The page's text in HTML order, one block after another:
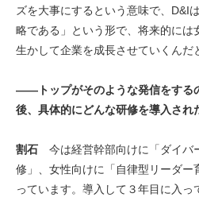
ズを大事にするという意味で、D&I
略である」という形で、将来的には
生かして企業を成長させていくんだ
――トップがそのような発信をする
後、具体的にどんな研修を導入され
割石 今は経営幹部向けに「ダイバ
修」、女性向けに「自律型リーダー
っています。導入して３年目に入